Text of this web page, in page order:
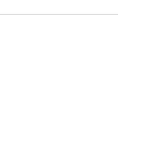
TwitterInstagram
Mail